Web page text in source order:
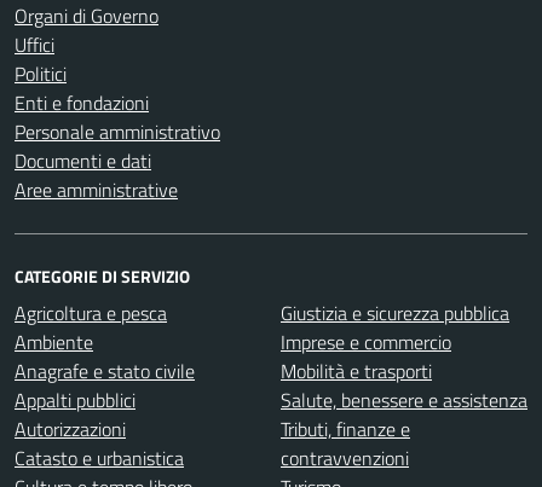
Organi di Governo
Uffici
Politici
Enti e fondazioni
Personale amministrativo
Documenti e dati
Aree amministrative
CATEGORIE DI SERVIZIO
Agricoltura e pesca
Ambiente
Anagrafe e stato civile
Appalti pubblici
Autorizzazioni
Catasto e urbanistica
Giustizia e sicurezza pubblica
Imprese e commercio
Mobilità e trasporti
Salute, benessere e assistenza
Tributi, finanze e
contravvenzioni